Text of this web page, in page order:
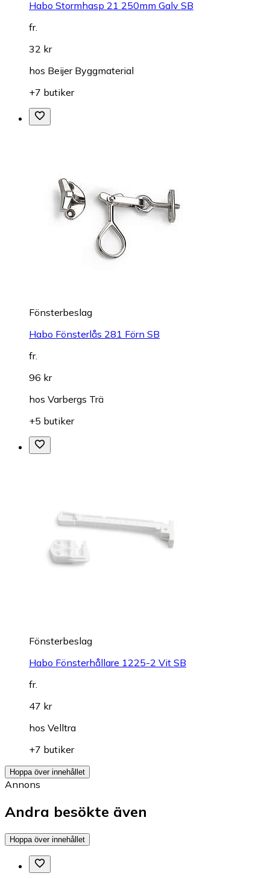
Habo Stormhasp 21 250mm Galv SB
fr.
32 kr
hos Beijer Byggmaterial
+7 butiker
Fönsterbeslag
Habo Fönsterlås 281 Förn SB
fr.
96 kr
hos Varbergs Trä
+5 butiker
Fönsterbeslag
Habo Fönsterhållare 1225-2 Vit SB
fr.
47 kr
hos Velltra
+7 butiker
Hoppa över innehållet
Annons
Andra besökte även
Hoppa över innehållet